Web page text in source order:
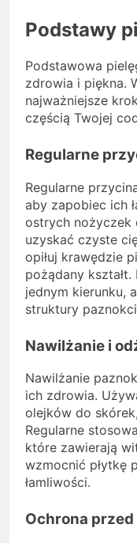
Podstawy
Podstawowa
zdrowia i piękna.
najważniejsze
częścią Twojej
Regularne
Regularne
aby zapobiec ich
ostrych nożyczek
uzyskać czyste
opiłuj krawędzie
pożądany
jednym kierunku,
struktury
Nawilżanie i
Nawilżanie
ich zdrowia.
olejków do
Regularne
które zawierają
wzmocnić płytkę
łamliwości.
Ochrona